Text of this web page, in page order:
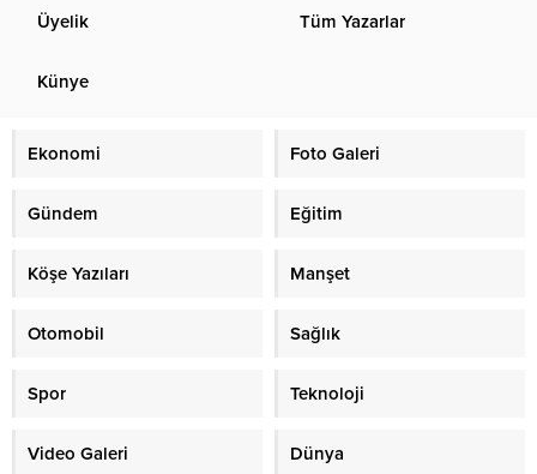
Üyelik Tüm Yazarlar
Künye
Ekonomi Foto Galeri
Gündem Eğitim
Köşe Yazıları Manşet
Otomobil Sağlık
Spor Teknoloji
Video Galeri Dünya